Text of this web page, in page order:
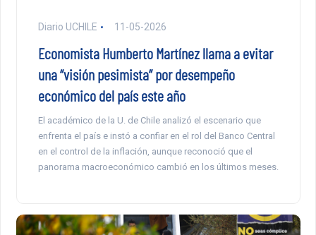
Diario UCHILE 11-05-2026
Economista Humberto Martínez llama a evitar
una “visión pesimista” por desempeño
económico del país este año
El académico de la U. de Chile analizó el escenario que
enfrenta el país e instó a confiar en el rol del Banco Central
en el control de la inflación, aunque reconoció que el
panorama macroeconómico cambió en los últimos meses.